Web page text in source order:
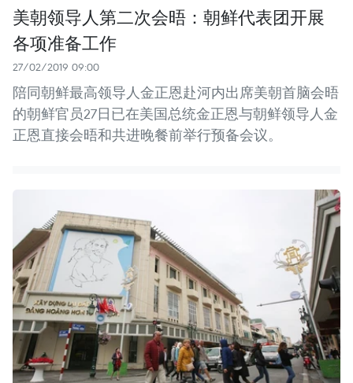
美朝领导人第二次会晤：朝鲜代表团开展
各项准备工作
27/02/2019 09:00
陪同朝鲜最高领导人金正恩赴河内出席美朝首脑会晤
的朝鲜官员27日已在美国总统金正恩与朝鲜领导人金
正恩直接会晤和共进晚餐前举行预备会议。